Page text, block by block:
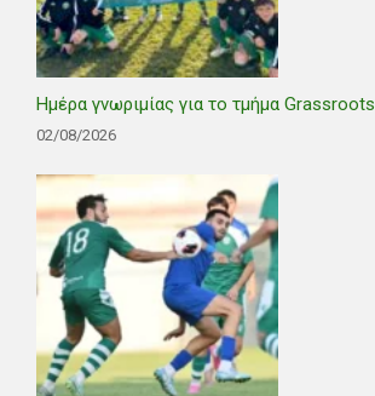
Ημέρα γνωριμίας για το τμήμα Grassroots
02/08/2026